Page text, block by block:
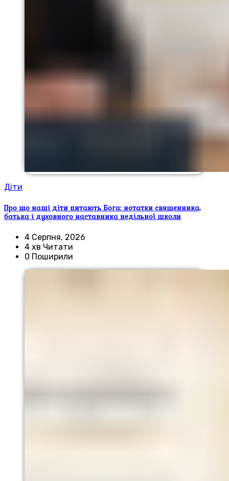
Діти
Про що наші діти питають Бога: нотатки священника,
батька і духовного наставника недільної школи
4 Серпня, 2026
4 хв Читати
0 Поширили